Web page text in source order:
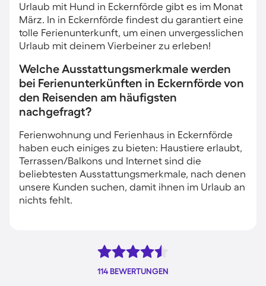
Urlaub mit Hund in Eckernförde gibt es im Monat
März. In in Eckernförde findest du garantiert eine
tolle Ferienunterkunft, um einen unvergesslichen
Urlaub mit deinem Vierbeiner zu erleben!
Welche Ausstattungsmerkmale werden
bei Ferienunterkünften in Eckernförde von
den Reisenden am häufigsten
nachgefragt?
Ferienwohnung und Ferienhaus in Eckernförde
haben euch einiges zu bieten: Haustiere erlaubt,
Terrassen/Balkons und Internet sind die
beliebtesten Ausstattungsmerkmale, nach denen
unsere Kunden suchen, damit ihnen im Urlaub an
nichts fehlt.
114 BEWERTUNGEN